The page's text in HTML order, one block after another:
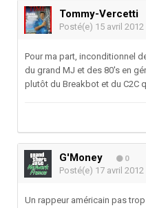
Tommy-Vercetti
Posté(e) 15 avril 2012
Pour ma part, inconditionnel
du grand MJ et des 80's en
plutôt du Breakbot et du C2C
G'Money 0
Posté(e) 17 avril 2012
Un rappeur américain pas